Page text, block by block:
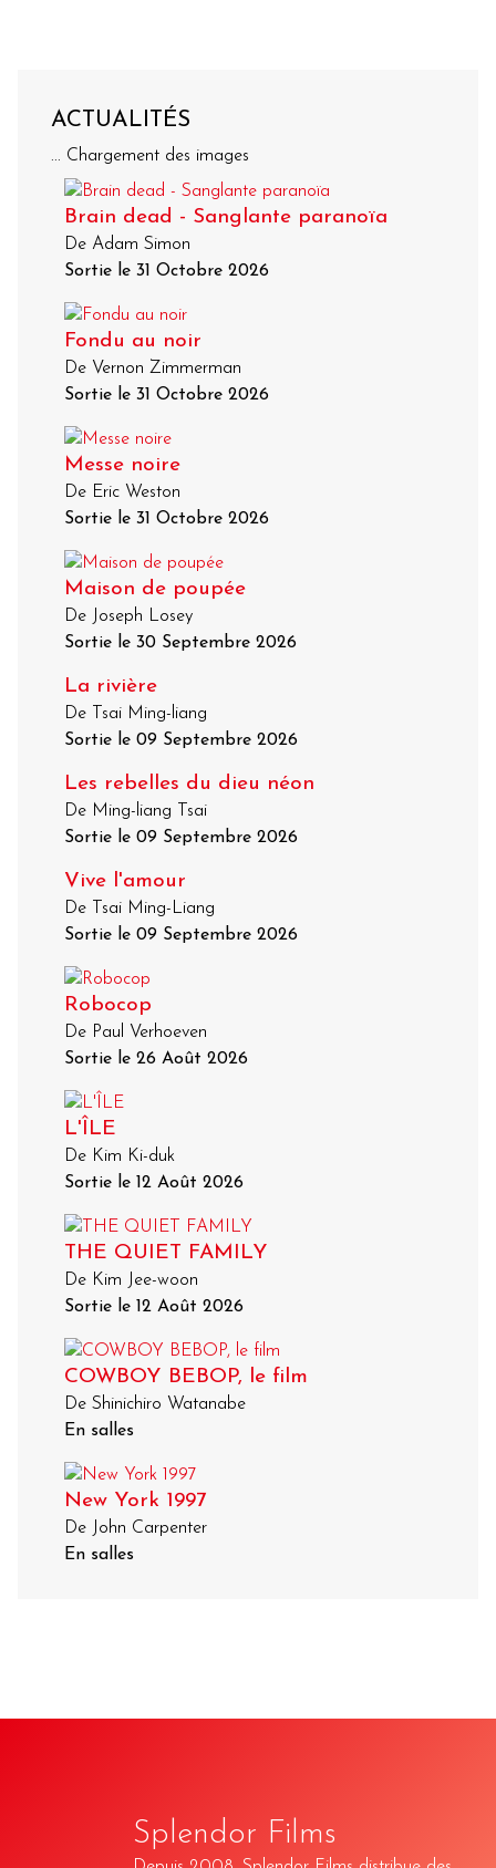
ACTUALITÉS
... Chargement des images
Brain dead - Sanglante paranoïa
De Adam Simon
Sortie le 31 Octobre 2026
Fondu au noir
De Vernon Zimmerman
Sortie le 31 Octobre 2026
Messe noire
De Eric Weston
Sortie le 31 Octobre 2026
Maison de poupée
De Joseph Losey
Sortie le 30 Septembre 2026
La rivière
De Tsai Ming-liang
Sortie le 09 Septembre 2026
Les rebelles du dieu néon
De Ming-liang Tsai
Sortie le 09 Septembre 2026
Vive l'amour
De Tsai Ming-Liang
Sortie le 09 Septembre 2026
Robocop
De Paul Verhoeven
Sortie le 26 Août 2026
L'ÎLE
De Kim Ki-duk
Sortie le 12 Août 2026
THE QUIET FAMILY
De Kim Jee-woon
Sortie le 12 Août 2026
COWBOY BEBOP, le film
De Shinichiro Watanabe
En salles
New York 1997
De John Carpenter
En salles
Splendor Films